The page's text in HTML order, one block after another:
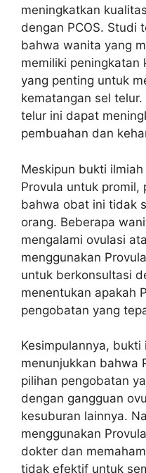
meningkatkan
dengan PCOS. Studi
bahwa wanita yang
memiliki peningkatan
yang penting untuk
kematangan sel
telur ini dapat
pembuahan dan
Meskipun bukti
Provula untuk
bahwa obat ini tidak
orang. Beberapa
mengalami ovulasi
menggunakan
untuk berkonsultasi
menentukan apakah
pengobatan yang
Kesimpulannya,
menunjukkan bahwa
pilihan pengobatan
dengan gangguan
kesuburan lainnya.
menggunakan
dokter dan
tidak efektif untuk